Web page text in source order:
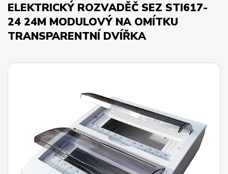
ELEKTRICKÝ ROZVADĚČ SEZ STI617-
24 24M MODULOVÝ NA OMÍTKU
TRANSPARENTNÍ DVÍŘKA